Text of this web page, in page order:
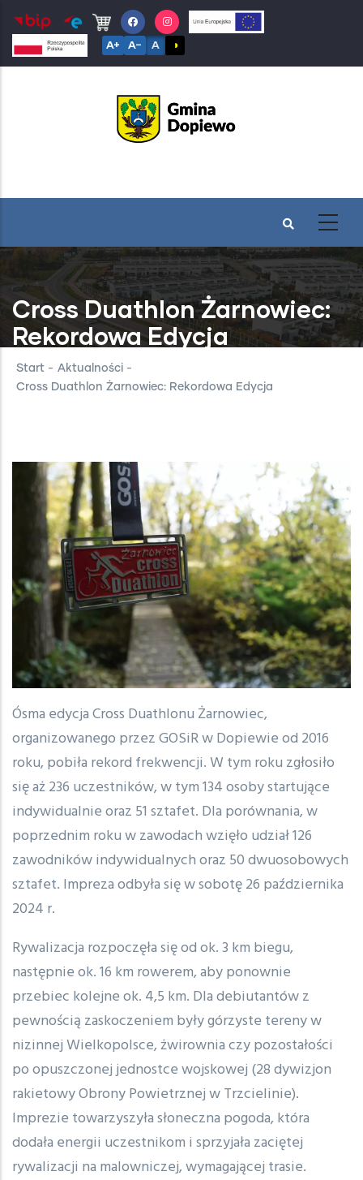
Przejdź
do
treści
A+ A− A ◑
Cross Duathlon Żarnowiec:
Rekordowa Edycja
Start - Aktualności -
Cross Duathlon Żarnowiec: Rekordowa Edycja
Ósma edycja Cross Duathlonu Żarnowiec,
organizowanego przez GOSiR w Dopiewie od 2016
roku, pobiła rekord frekwencji. W tym roku zgłosiło
się aż 236 uczestników, w tym 134 osoby startujące
indywidualnie oraz 51 sztafet. Dla porównania, w
poprzednim roku w zawodach wzięło udział 126
zawodników indywidualnych oraz 50 dwuosobowych
sztafet. Impreza odbyła się w sobotę 26 października
2024 r.
Rywalizacja rozpoczęła się od ok. 3 km biegu,
następnie ok. 16 km rowerem, aby ponownie
przebiec kolejne ok. 4,5 km. Dla debiutantów z
pewnością zaskoczeniem były górzyste tereny w
nizinnej Wielkopolsce, żwirownia czy pozostałości
po opuszczonej jednostce wojskowej (28 dywizjon
rakietowy Obrony Powietrznej w Trzcielinie).
Imprezie towarzyszyła słoneczna pogoda, która
dodała energii uczestnikom i sprzyjała zaciętej
rywalizacji na malowniczej, wymagającej trasie.